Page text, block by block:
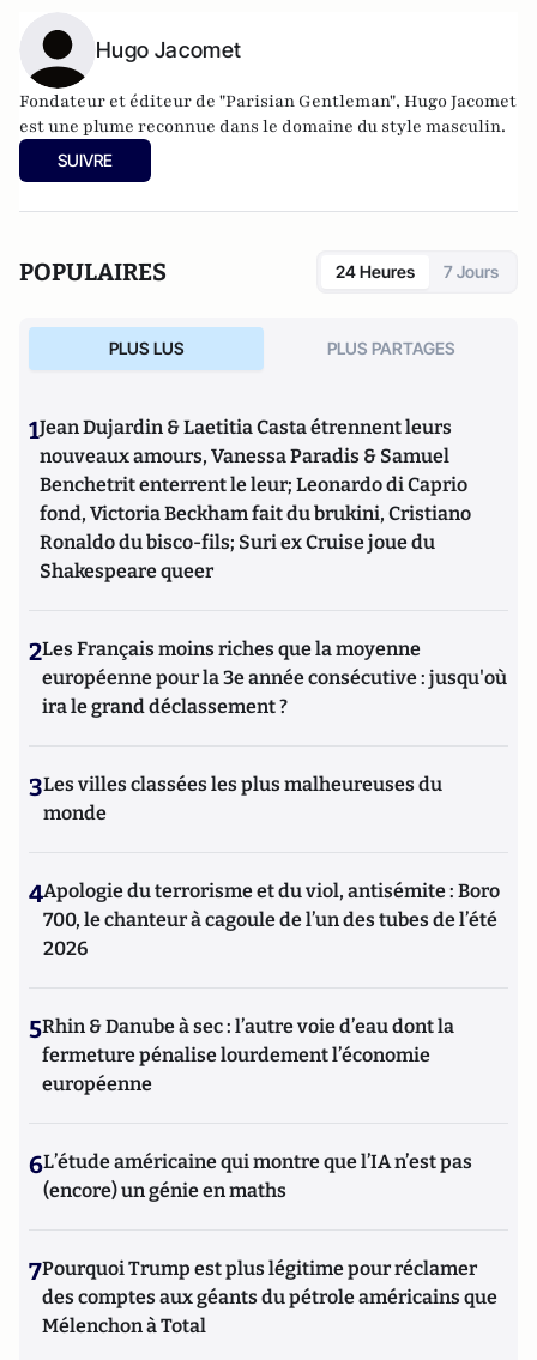
Hugo Jacomet
Fondateur et éditeur de "Parisian Gentleman", Hugo Jacomet
est une plume reconnue dans le domaine du style masculin.
SUIVRE
POPULAIRES 24 Heures 7 Jours
PLUS LUS PLUS PARTAGES
1Jean Dujardin & Laetitia Casta étrennent leurs
nouveaux amours, Vanessa Paradis & Samuel
Benchetrit enterrent le leur; Leonardo di Caprio
fond, Victoria Beckham fait du brukini, Cristiano
Ronaldo du bisco-fils; Suri ex Cruise joue du
Shakespeare queer
2Les Français moins riches que la moyenne
européenne pour la 3e année consécutive : jusqu'où
ira le grand déclassement ?
3Les villes classées les plus malheureuses du
monde
4Apologie du terrorisme et du viol, antisémite : Boro
700, le chanteur à cagoule de l’un des tubes de l’été
2026
5Rhin & Danube à sec : l’autre voie d’eau dont la
fermeture pénalise lourdement l’économie
européenne
6L’étude américaine qui montre que l’IA n’est pas
(encore) un génie en maths
7Pourquoi Trump est plus légitime pour réclamer
des comptes aux géants du pétrole américains que
Mélenchon à Total